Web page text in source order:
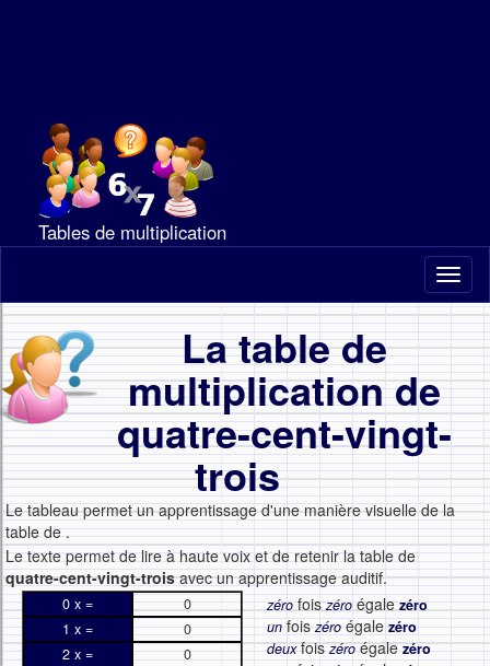
Tables de multiplication
La table de
multiplication de
quatre-cent-vingt-
trois
Le tableau permet un apprentissage d'une manière visuelle de la
table de .
Le texte permet de lire à haute voix et de retenir la table de
quatre-cent-vingt-troisavec un apprentissage auditif.
0 x =
0
1 x =
0
2 x =
0
zérofoiszéroégalezéro
un foiszéro égale zéro
deuxfoiszéroégalezéro